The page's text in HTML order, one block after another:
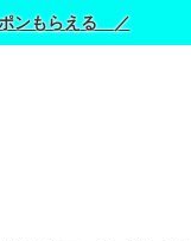
ンもらえる ／